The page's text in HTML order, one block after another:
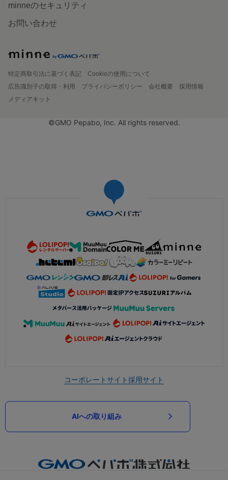
minneのセキュリティ
お問い合わせ
特定商取引法に基づく表記
Cookieの使用について
広告識別子の取得・利用
プライバシーポリシー 会社概要
採用情報
メディアキット
©GMO Pepabo, Inc. All rights reserved.
コーポレートサイト採用サイト
AIへの取り組み